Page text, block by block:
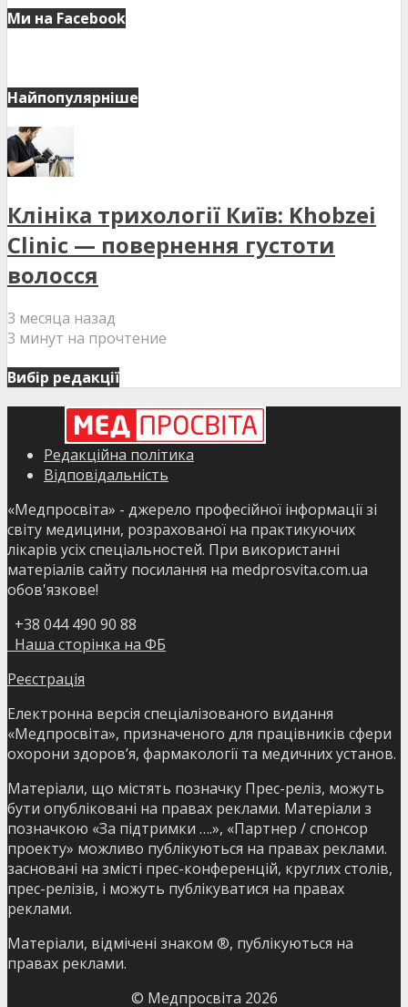
Ми на Facebook
Найпопулярніше
Клініка трихології Київ: Khobzei
Clinic — повернення густоти
волосся
3 месяца назад
3 минут на прочтение
Вибір редакції
Редакційна політика
Відповідальність
«Медпросвіта» - джерело професійної інформації зі
світу медицини, розрахованої на практикуючих
лікарів усіх спеціальностей. При використанні
матеріалів сайту посилання на medprosvita.com.ua
обов'язкове!
+38 044 490 90 88
Наша сторінка на ФБ
Реєстрація
Електронна версія спеціалізованого видання
«Медпросвіта», призначеного для працівників сфери
охорони здоров’я, фармакології та медичних установ.
Матеріали, що містять позначку Прес-реліз, можуть
бути опубліковані на правах реклами. Матеріали з
позначкою «За підтримки ….», «Партнер / спонсор
проекту» можливо публікуються на правах реклами.
засновані на змісті прес-конференцій, круглих столів,
прес-релізів, і можуть публікуватися на правах
реклами.
Матеріали, відмічені знаком ®, публікуються на
правах реклами.
© Медпросвіта 2026